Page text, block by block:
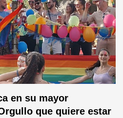
en su mayor
que quiere estar